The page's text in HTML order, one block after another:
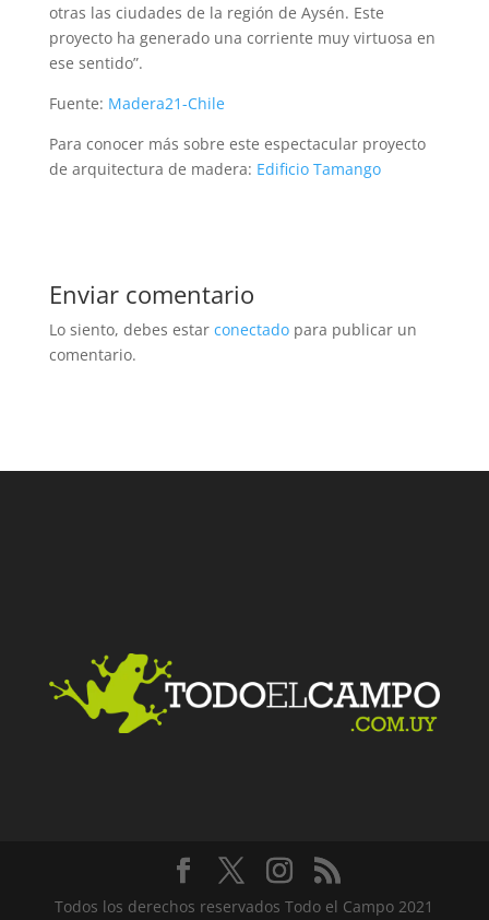
otras las ciudades de la región de Aysén. Este
proyecto ha generado una corriente muy virtuosa en
ese sentido”.
Fuente: Madera21-Chile
Para conocer más sobre este espectacular proyecto
de arquitectura de madera: Edificio Tamango
Enviar comentario
Lo siento, debes estar conectadopara publicar un
comentario.
Todos los derechos reservados Todo el Campo 2021
Facebook